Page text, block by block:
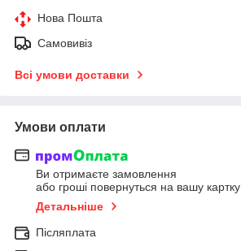
Нова Пошта
Самовивіз
Всі умови доставки
Умови оплати
Ви отримаєте замовлення
або гроші повернуться на вашу картку
Детальніше
Післяплата